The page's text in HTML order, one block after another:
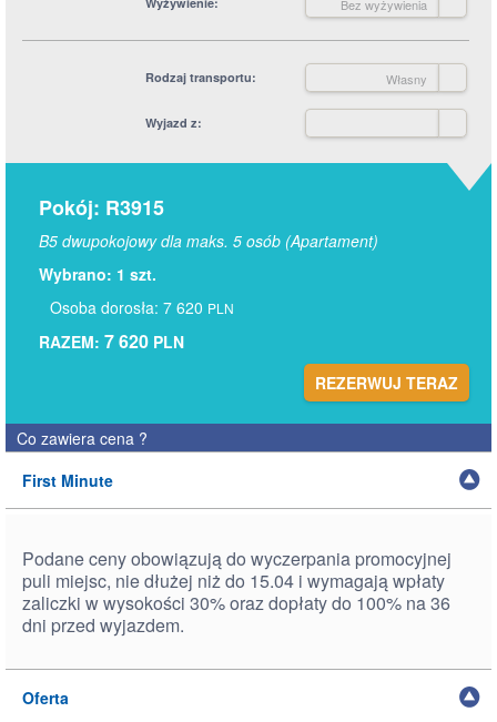
Bez wyżywienia
Rodzaj transportu Własny
Wyjazd z
Pokój: R3915
B5 dwupokojowy dla maks. 5 osób (Apartament)
Wybrano: 1 szt.
Osoba dorosła: 7 620 PLN
RAZEM: 7 620 PLN
REZERWUJ TERAZ
Co zawiera cena ?
First Minute
Podane ceny obowiązują do wyczerpania promocyjnej
puli miejsc, nie dłużej niż do 15.04 i wymagają wpłaty
zaliczki w wysokości 30% oraz dopłaty do 100% na 36
dni przed wyjazdem.
Oferta